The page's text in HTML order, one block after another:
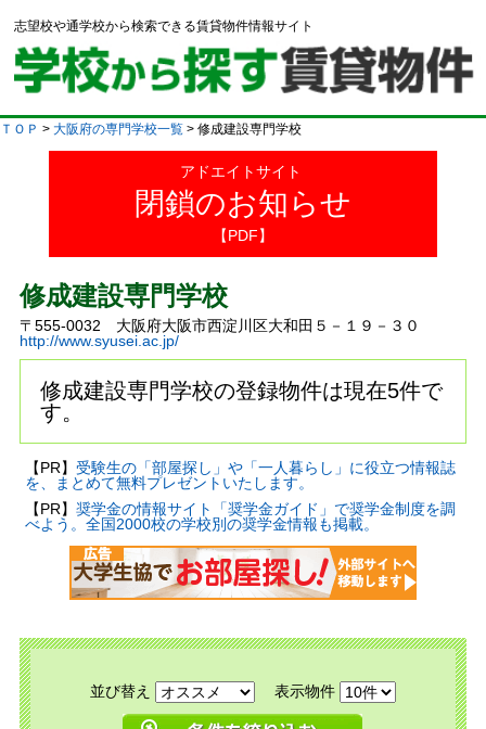
志望校や通学校から検索できる賃貸物件情報サイト
ＴＯＰ > 大阪府の専門学校一覧 > 修成建設専門学校
アドエイトサイト
閉鎖のお知らせ
【PDF】
修成建設専門学校
〒555-0032 大阪府大阪市西淀川区大和田５－１９－３０
http://www.syusei.ac.jp/
修成建設専門学校の登録物件は現在5件で
す。
【PR】 受験生の「部屋探し」や「一人暮らし」に役立つ情報誌
を、まとめて無料プレゼントいたします。
【PR】 奨学金の情報サイト「奨学金ガイド」で奨学金制度を調
べよう。全国2000校の学校別の奨学金情報も掲載。
並び替え 表示物件